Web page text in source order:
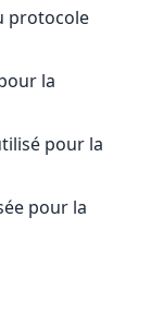
protocole
la
pour la
pour la